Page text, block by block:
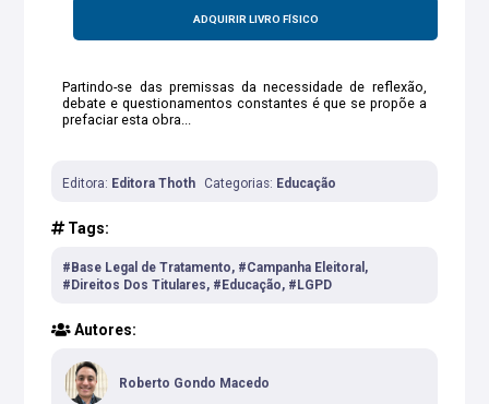
ADQUIRIR LIVRO FÍSICO
Partindo-se das premissas da necessidade de reflexão,
debate e questionamentos constantes é que se propõe a
prefaciar esta obra...
Editora: Editora Thoth Categorias: Educação
Tags:
#Base Legal de Tratamento, #Campanha Eleitoral,
#Direitos Dos Titulares, #Educação, #LGPD
Autores:
Roberto Gondo Macedo